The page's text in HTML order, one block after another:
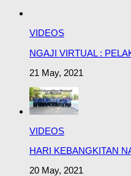
VIDEOS
NGAJI VIRTUAL :
21 May, 2021
VIDEOS
HARI KEBANGKITAN
20 May, 2021